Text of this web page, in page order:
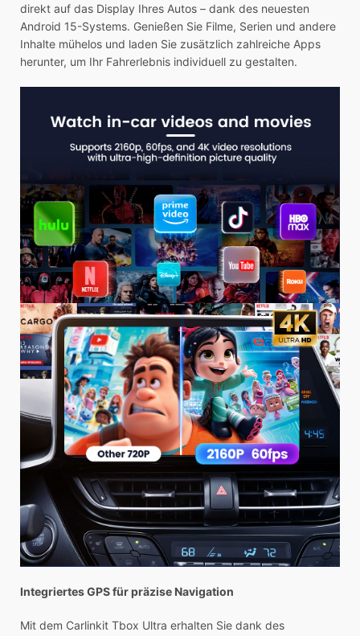
direkt auf das Display Ihres Autos – dank des neuesten
Android 15-Systems. Genießen Sie Filme, Serien und andere
Inhalte mühelos und laden Sie zusätzlich zahlreiche Apps
herunter, um Ihr Fahrerlebnis individuell zu gestalten.
Integriertes GPS für präzise Navigation
Mit dem Carlinkit Tbox Ultra erhalten Sie dank des